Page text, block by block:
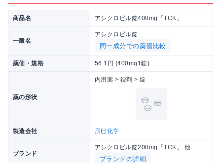
商品名 アシクロビル錠400mg「TCK」
一般名
アシクロビル錠
同一成分での薬価比較
薬価・規格 56.1円 (400mg1錠)
薬の形状
内用薬 > 錠剤 > 錠
製造会社 辰巳化学
ブランド
アシクロビル錠200mg「TCK」 他
ブランドの詳細